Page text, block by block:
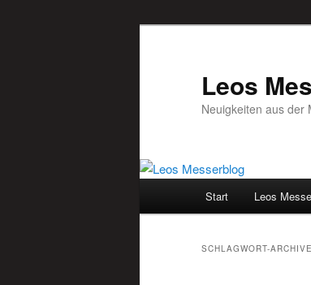
Leos
Neuigkeiten aus der
Zum
Zum
Start Leos
SCHLAGWORT-